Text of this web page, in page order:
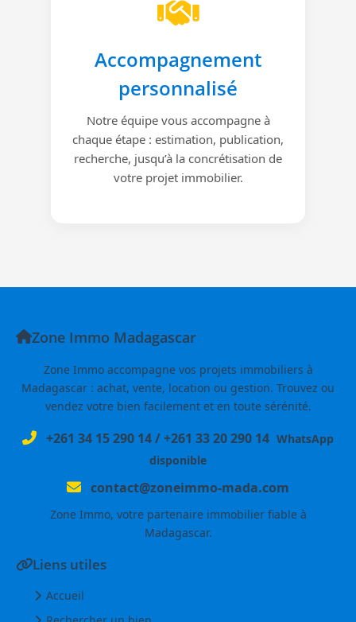
Accompagnement
personnalisé
Notre équipe vous accompagne à
chaque étape : estimation, publication,
recherche, jusqu’à la concrétisation de
votre projet immobilier.
Zone Immo Madagascar
Zone Immo accompagne vos projets immobiliers à
Madagascar : achat, vente, location ou gestion. Trouvez ou
vendez votre bien facilement et en toute sérénité.
+261 34 15 290 14/+261 33 20 290 14 WhatsApp
disponible
contact@zoneimmo-mada.com
Zone Immo, votre partenaire immobilier fiable à
Madagascar.
Liens utiles
Accueil